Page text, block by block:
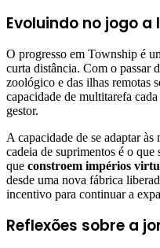
Evoluindo no jogo a
O progresso em Township é
curta distância. Com o passar
zoológico e das ilhas remotas
capacidade de multitarefa
gestor.
A capacidade de se adaptar
cadeia de suprimentos é o que
que constroem impérios
desde uma nova fábrica
incentivo para continuar a
Reflexões sobre a